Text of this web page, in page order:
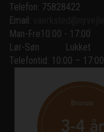
Telefon: 75828422
Email:
Man-Fre10:00 - 17:00
Lør-Søn
Lukket
Telefontid: 10:00 – 17:00